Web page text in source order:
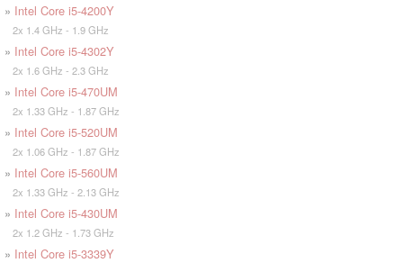
» Intel Core i5-4200Y
2x 1.4 GHz - 1.9 GHz
» Intel Core i5-4302Y
2x 1.6 GHz - 2.3 GHz
» Intel Core i5-470UM
2x 1.33 GHz - 1.87 GHz
» Intel Core i5-520UM
2x 1.06 GHz - 1.87 GHz
» Intel Core i5-560UM
2x 1.33 GHz - 2.13 GHz
» Intel Core i5-430UM
2x 1.2 GHz - 1.73 GHz
» Intel Core i5-3339Y